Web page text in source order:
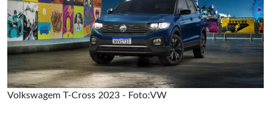
Volkswagem T-Cross 2023 - Foto:VW